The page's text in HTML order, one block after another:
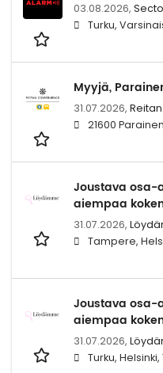
03.08.2026,
Turku,
Myyjä,
31.07.2026,
21600 Parainen
Joustava osa-
aiempaa
31.07.2026,
Tampere,
Joustava osa-
aiempaa
31.07.2026,
Turku,